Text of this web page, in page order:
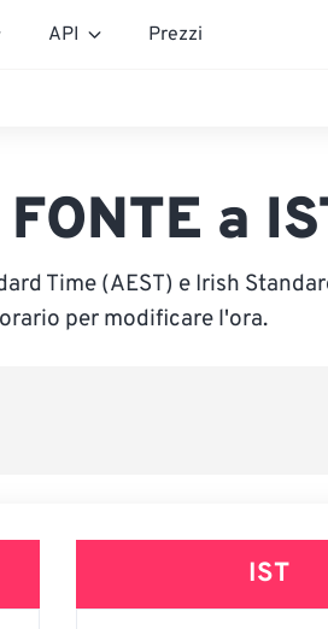
API Prezzi
a
Time (AEST) e Irish
per modificare l'ora.
IST